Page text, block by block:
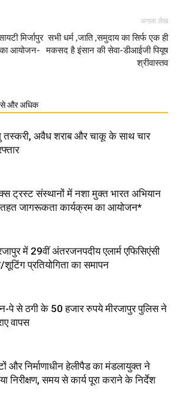
मिर्जापुर
का आयोजन-
अगला लेख
सभी धर्म ,जाति ,समुदाय का सिर्फ एक ही
मकसद है इंसान की सेवा-डीआईजी पियूष
श्रीवास्तव
और अधिक
तस्करी, अवैध शराब और चाकू के साथ चार
ट्रस्ट संस्थानों में नशा मुक्त भारत अभियान
जागरूकता कार्यक्रम का आयोजन*
में 29वीं अंतरजनपदीय एलार्म एफिसिएंसी
प्रतियोगिता का समापन
पे से ठगी के 50 हजार रुपये मीरजापुर पुलिस ने
वापस
और निर्माणाधीन हेलीपैड का मंडलायुक्त ने
निरीक्षण, समय से कार्य पूरा कराने के निर्देश